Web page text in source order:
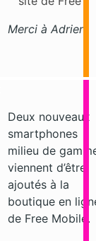
Merci à Adrien
Deux nouveaux
smartphones
milieu de
viennent d’être
ajoutés à la
boutique en
de Free Mobile.